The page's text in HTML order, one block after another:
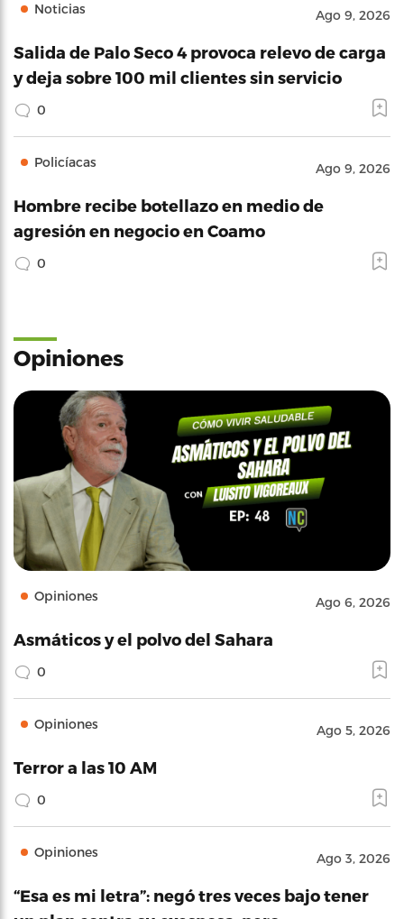
Noticias Ago 9, 2026
Salida de Palo Seco 4 provoca relevo de carga
y deja sobre 100 mil clientes sin servicio
0
Policíacas Ago 9, 2026
Hombre recibe botellazo en medio de
agresión en negocio en Coamo
0
Opiniones
Opiniones Ago 6, 2026
Asmáticos y el polvo del Sahara
0
Opiniones Ago 5, 2026
Terror a las 10 AM
0
Opiniones Ago 3, 2026
“Esa es mi letra”: negó tres veces bajo tener